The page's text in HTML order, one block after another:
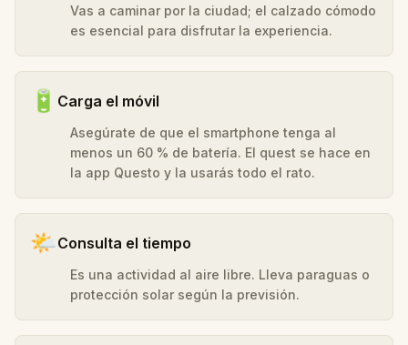
Vas a caminar por la ciudad; el calzado cómodo
es esencial para disfrutar la experiencia.
🔋 Carga el móvil
Asegúrate de que el smartphone tenga al
menos un 60 % de batería. El quest se hace en
la app Questo y la usarás todo el rato.
🌤️Consulta el tiempo
Es una actividad al aire libre. Lleva paraguas o
protección solar según la previsión.